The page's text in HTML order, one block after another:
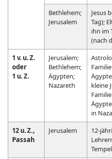
Bethlehem;
Jerusalem
Jesus
Tag);
ihn im
(nach
1 v. u. Z.
oder
1 u. Z.
Jerusalem;
Bethlehem;
Ägypten;
Nazareth
kleine
in
12 u. Z.,
Passah
Jerusalem
12-